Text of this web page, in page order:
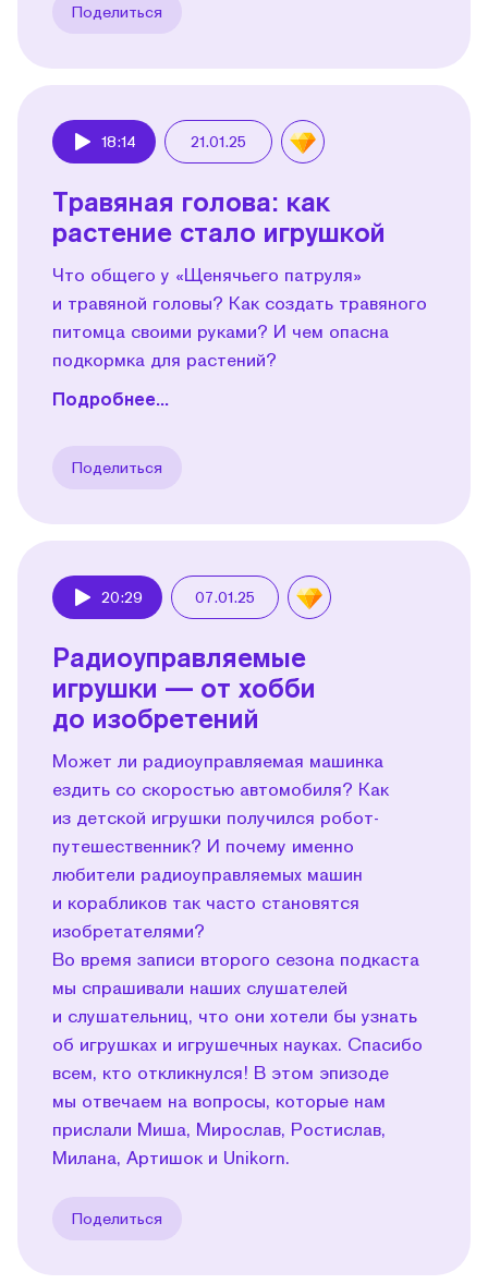
Поделиться
18:14 21.01.25
Травяная голова: как
растение стало игрушкой
Что общего у «Щенячьего патруля»
и травяной головы? Как создать травяного
питомца своими руками? И чем опасна
подкормка для растений?
Подробнее...
Поделиться
20:29 07.01.25
Радиоуправляемые
игрушки — от хобби
до изобретений
Может ли радиоуправляемая машинка
ездить со скоростью автомобиля? Как
из детской игрушки получился робот-
путешественник? И почему именно
любители радиоуправляемых машин
и корабликов так часто становятся
изобретателями?
Во время записи второго сезона подкаста
мы спрашивали наших слушателей
и слушательниц, что они хотели бы узнать
об игрушках и игрушечных науках. Спасибо
всем, кто откликнулся! В этом эпизоде
мы отвечаем на вопросы, которые нам
прислали Миша, Мирослав, Ростислав,
Милана, Артишок и Unikorn.
Поделиться